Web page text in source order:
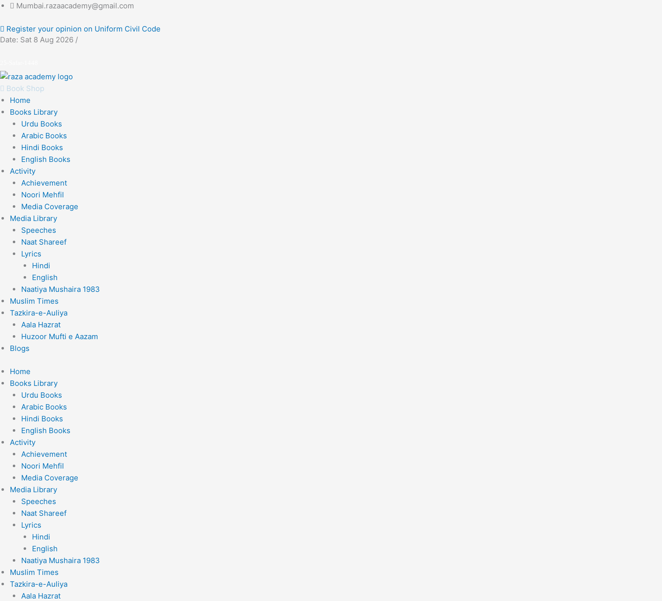
Skip
content
Mumbai.razaacademy@gmail.com
Register your opinion on Uniform Civil Code
Date: Sat 8 Aug 2026 /
Book Shop
Home
Books Library
Urdu Books
Arabic Books
Hindi Books
English Books
Activity
Achievement
Noori Mehfil
Media Coverage
Media Library
Speeches
Naat Shareef
Lyrics
Hindi
English
Naatiya Mushaira 1983
Muslim Times
Tazkira-e-Auliya
Aala Hazrat
Huzoor Mufti e Aazam
Blogs
Home
Books Library
Urdu Books
Arabic Books
Hindi Books
English Books
Activity
Achievement
Noori Mehfil
Media Coverage
Media Library
Speeches
Naat Shareef
Lyrics
Hindi
English
Naatiya Mushaira 1983
Muslim Times
Tazkira-e-Auliya
Aala Hazrat